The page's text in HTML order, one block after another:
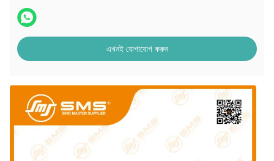
এখনই যোগাযোগ করুন